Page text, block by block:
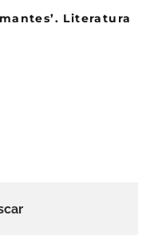
Literatura